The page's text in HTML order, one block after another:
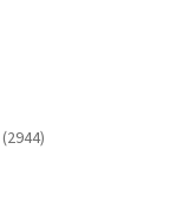
29442944